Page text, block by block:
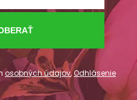
osobných údajov,Odhlásenie